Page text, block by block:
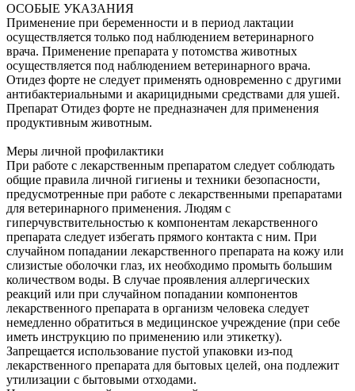
ОСОБЫЕ УКАЗАНИЯ
Применение при беременности и в период лактации
осуществляется только под наблюдением ветеринарного
врача. Применение препарата у потомства животных
осуществляется под наблюдением ветеринарного врача.
Отидез форте не следует применять одновременно с другими
антибактериальными и акарицидными средствами для ушей.
Препарат Отидез форте не предназначен для применения
продуктивным животным.
Меры личной профилактики
При работе с лекарственным препаратом следует соблюдать
общие правила личной гигиены и техники безопасности,
предусмотренные при работе с лекарственными препаратами
для ветеринарного применения. Людям с
гиперчувствительностью к компонентам лекарственного
препарата следует избегать прямого контакта с ним. При
случайном попадании лекарственного препарата на кожу или
слизистые оболочки глаз, их необходимо промыть большим
количеством воды. В случае проявления аллергических
реакций или при случайном попадании компонентов
лекарственного препарата в организм человека следует
немедленно обратиться в медицинское учреждение (при себе
иметь инструкцию по применению или этикетку).
Запрещается использование пустой упаковки из-под
лекарственного препарата для бытовых целей, она подлежит
утилизации с бытовыми отходами.